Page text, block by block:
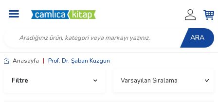
ARA
Anasayfa | Prof. Dr. Şaban Kuzgun
Filtre